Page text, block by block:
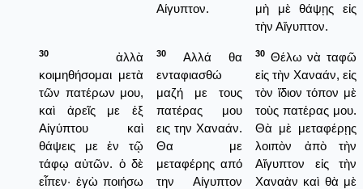
Αίγυπτον.
μὴ μὲ θάψῃς εἰς
τὴν Αἴγυπτον.
30
ἀλλὰ
κοιμηθήσομαι μετὰ
τῶν πατέρων μου,
καὶ ἀρεῖς με ἐξ
Αἰγύπτου καὶ
θάψεις με ἐν τῷ
τάφῳ αὐτῶν. ὁ δὲ
εἶπεν· ἐγὼ ποιήσω
30
Αλλά θα
ενταφιασθώ
μαζή με τους
πατέρας μου
εις την Χαναάν.
Θα με
μεταφέρης από
την Αίγυπτον
30 Θέλω νὰ ταφῶ
εἰς τὴν Χαναάν, εἰς
τὸν ἴδιον τόπον μὲ
τοὺς πατέρας μου.
Θὰ μὲ μεταφέρῃς
λοιπὸν ἀπὸ τὴν
Αἴγυπτον εἰς τὴν
Χαναὰν καὶ θὰ μὲ